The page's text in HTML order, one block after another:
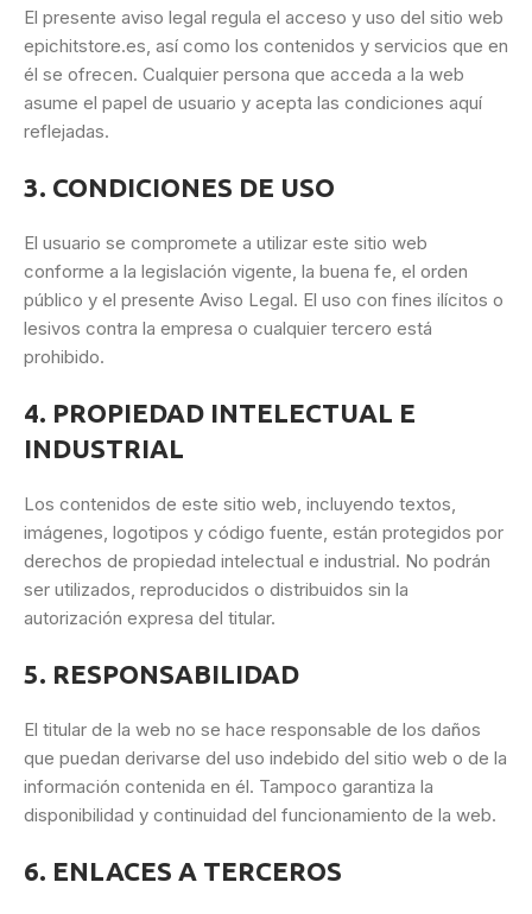
El presente aviso legal regula el acceso y uso del sitio web
epichitstore.es, así como los contenidos y servicios que en
él se ofrecen. Cualquier persona que acceda a la web
asume el papel de usuario y acepta las condiciones aquí
reflejadas.
3. CONDICIONES DE USO
El usuario se compromete a utilizar este sitio web
conforme a la legislación vigente, la buena fe, el orden
público y el presente Aviso Legal. El uso con fines ilícitos o
lesivos contra la empresa o cualquier tercero está
prohibido.
4. PROPIEDAD INTELECTUAL E
INDUSTRIAL
Los contenidos de este sitio web, incluyendo textos,
imágenes, logotipos y código fuente, están protegidos por
derechos de propiedad intelectual e industrial. No podrán
ser utilizados, reproducidos o distribuidos sin la
autorización expresa del titular.
5. RESPONSABILIDAD
El titular de la web no se hace responsable de los daños
que puedan derivarse del uso indebido del sitio web o de la
información contenida en él. Tampoco garantiza la
disponibilidad y continuidad del funcionamiento de la web.
6. ENLACES A TERCEROS